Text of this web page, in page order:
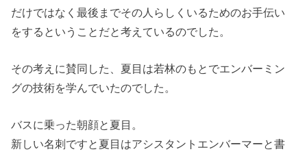
だけではなく最後までその人らしくいるためのお手伝い
をするということだと考えているのでした。
その考えに賛同した、 夏目は若林のもとでエンバーミン
グの技術を学んでいたのでした。
バスに乗った朝顔と夏目。
新しい名刺ですと夏目はアシスタントエンバーマーと書